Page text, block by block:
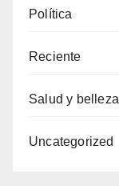
Política
Reciente
Salud y belleza
Uncategorized